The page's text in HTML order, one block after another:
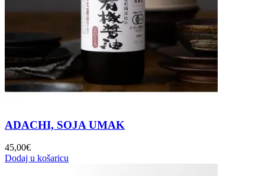
ADACHI, SOJA UMAK
45,00€
Dodaj u košaricu